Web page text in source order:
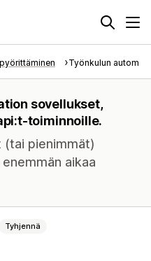
Työnkulun
sovellukset,
toiminnoille.
pienimmät)
aikaa
Tyhjennä